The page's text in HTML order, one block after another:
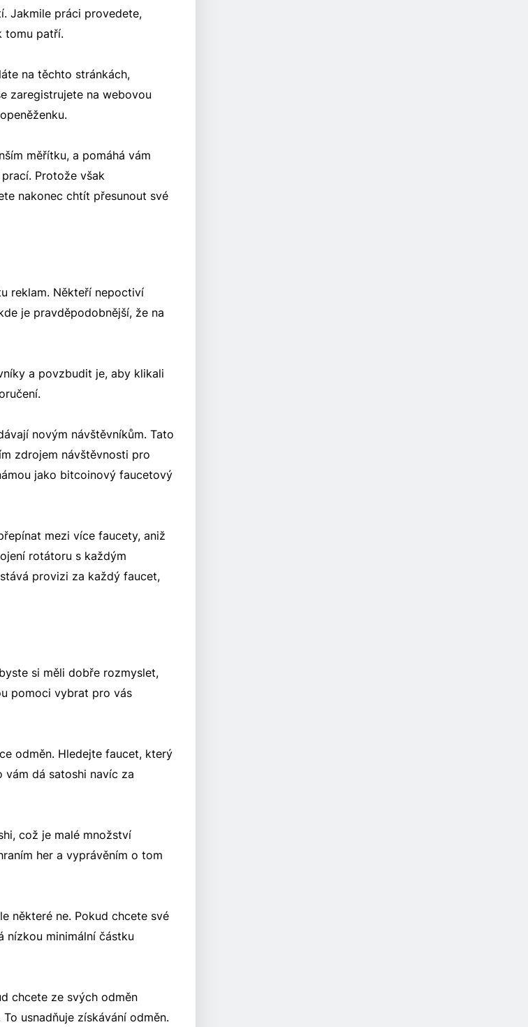
Jakmile práci provedete,
tomu patří.
na těchto stránkách,
zaregistrujete na webovou
měřítku, a pomáhá vám
Protože však
nakonec chtít přesunout své
reklam. Někteří nepoctiví
je pravděpodobnější, že na
a povzbudit je, aby klikali
novým návštěvníkům. Tato
zdrojem návštěvnosti pro
jako bitcoinový faucetový
mezi více faucety, aniž
rotátoru s každým
provizi za každý faucet,
si měli dobře rozmyslet,
pomoci vybrat pro vás
odměn. Hledejte faucet, který
dá satoshi navíc za
což je malé množství
her a vyprávěním o tom
některé ne. Pokud chcete své
nízkou minimální částku
chcete ze svých odměn
usnadňuje získávání odměn.